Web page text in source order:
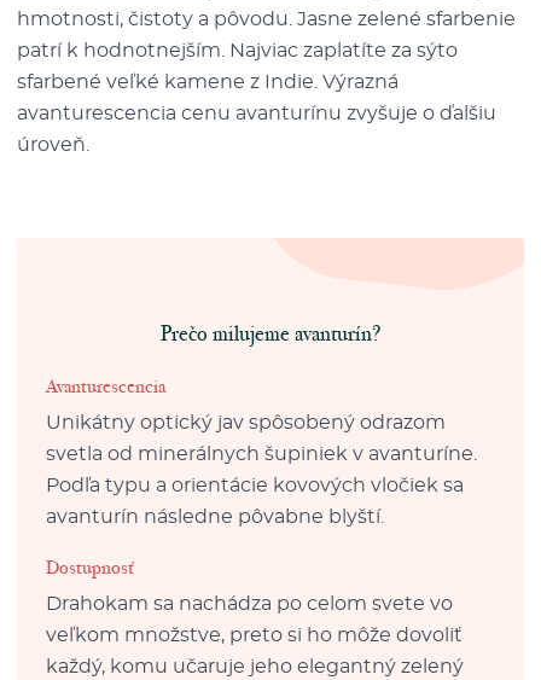
hmotnosti, čistoty a pôvodu. Jasne zelené sfarbenie
patrí k hodnotnejším. Najviac zaplatíte za sýto
sfarbené veľké kamene z Indie. Výrazná
avanturescencia cenu avanturínu zvyšuje o ďalšiu
úroveň.
Prečo milujeme avanturín?
Avanturescencia
Unikátny optický jav spôsobený odrazom
svetla od minerálnych šupiniek v avanturíne.
Podľa typu a orientácie kovových vločiek sa
avanturín následne pôvabne blyští.
Dostupnosť
Drahokam sa nachádza po celom svete vo
veľkom množstve, preto si ho môže dovoliť
každý, komu učaruje jeho elegantný zelený